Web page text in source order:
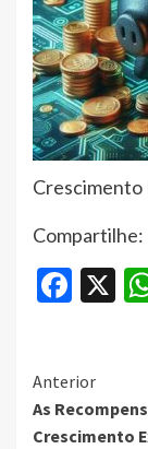
Crescimento
Compartilhe:
X
Continue
Anterior
As
Crescimento